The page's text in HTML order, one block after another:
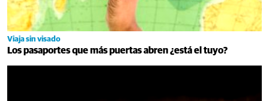
Viaja sin visado
Los pasaportes que más puertas abren ¿está el tuyo?